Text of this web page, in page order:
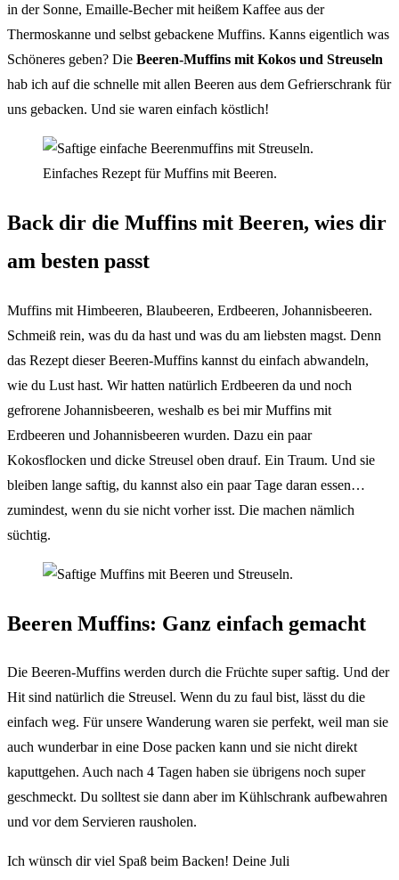
in der Sonne, Emaille-Becher mit heißem Kaffee aus der
Thermoskanne und selbst gebackene Muffins. Kanns eigentlich was
Schöneres geben? Die Beeren-Muffins mit Kokos und Streuseln
hab ich auf die schnelle mit allen Beeren aus dem Gefrierschrank für
uns gebacken. Und sie waren einfach köstlich!
Back dir die Muffins mit Beeren, wies dir
am besten passt
Muffins mit Himbeeren, Blaubeeren, Erdbeeren, Johannisbeeren.
Schmeiß rein, was du da hast und was du am liebsten magst. Denn
das Rezept dieser Beeren-Muffins kannst du einfach abwandeln,
wie du Lust hast. Wir hatten natürlich Erdbeeren da und noch
gefrorene Johannisbeeren, weshalb es bei mir Muffins mit
Erdbeeren und Johannisbeeren wurden. Dazu ein paar
Kokosflocken und dicke Streusel oben drauf. Ein Traum. Und sie
bleiben lange saftig, du kannst also ein paar Tage daran essen…
zumindest, wenn du sie nicht vorher isst. Die machen nämlich
süchtig.
Beeren Muffins: Ganz einfach gemacht
Die Beeren-Muffins werden durch die Früchte super saftig. Und der
Hit sind natürlich die Streusel. Wenn du zu faul bist, lässt du die
einfach weg. Für unsere Wanderung waren sie perfekt, weil man sie
auch wunderbar in eine Dose packen kann und sie nicht direkt
kaputtgehen. Auch nach 4 Tagen haben sie übrigens noch super
geschmeckt. Du solltest sie dann aber im Kühlschrank aufbewahren
und vor dem Servieren rausholen.
Ich wünsch dir viel Spaß beim Backen! Deine Juli